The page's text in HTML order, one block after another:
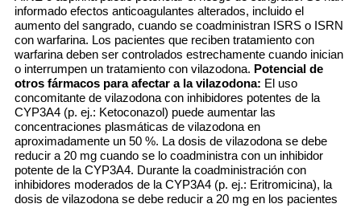
informado efectos anticoagulantes alterados, incluido el
aumento del sangrado, cuando se coadministran ISRS o ISRN
con warfarina. Los pacientes que reciben tratamiento con
warfarina deben ser controlados estrechamente cuando inician
o interrumpen un tratamiento con vilazodona. Potencial de
otros fármacos para afectar a la vilazodona: El uso
concomitante de vilazodona con inhibidores potentes de la
CYP3A4 (p. ej.: Ketoconazol) puede aumentar las
concentraciones plasmáticas de vilazodona en
aproximadamente un 50 %. La dosis de vilazodona se debe
reducir a 20 mg cuando se lo coadministra con un inhibidor
potente de la CYP3A4. Durante la coadministración con
inhibidores moderados de la CYP3A4 (p. ej.: Eritromicina), la
dosis de vilazodona se debe reducir a 20 mg en los pacientes